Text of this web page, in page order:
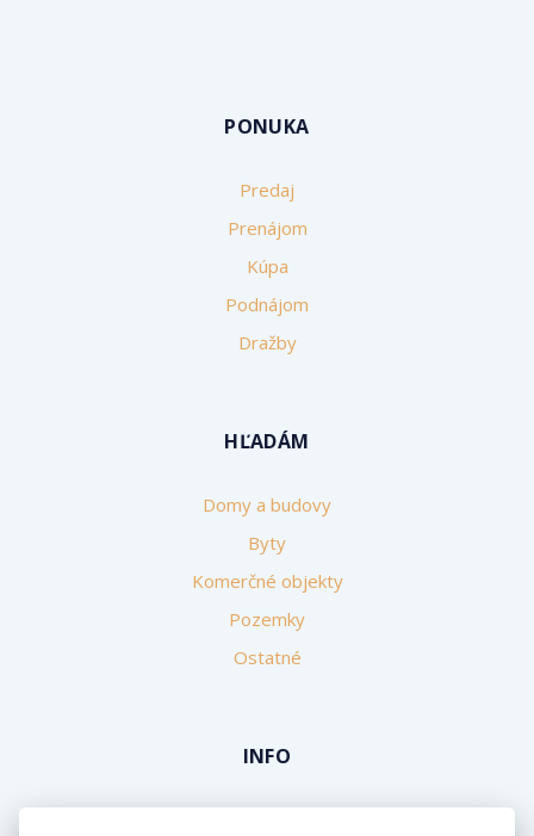
PONUKA
Predaj
Prenájom
Kúpa
Podnájom
Dražby
HĽADÁM
Domy a budovy
Byty
Komerčné objekty
Pozemky
Ostatné
INFO